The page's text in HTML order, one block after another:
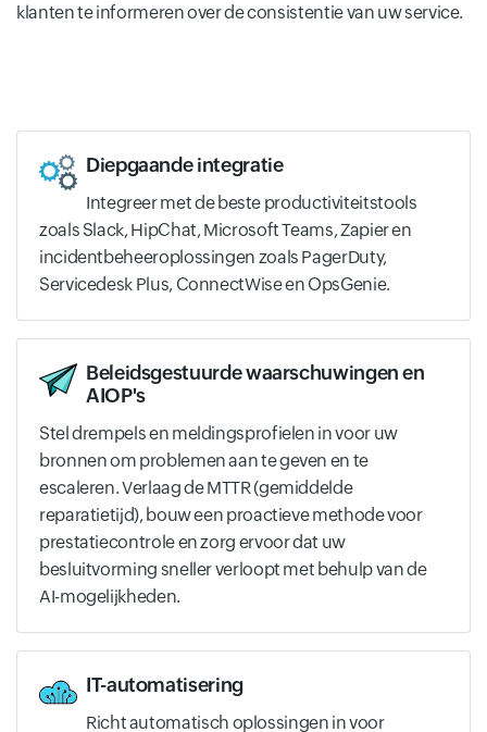
klanten te informeren over de consistentie van uw service.
Diepgaande integratie
Integreer met de beste productiviteitstools
zoals Slack, HipChat, Microsoft Teams, Zapier en
incidentbeheeroplossingen zoals PagerDuty,
Servicedesk Plus, ConnectWise en OpsGenie.
Beleidsgestuurde waarschuwingen en
AIOP's
Stel drempels en meldingsprofielen in voor uw
bronnen om problemen aan te geven en te
escaleren. Verlaag de MTTR (gemiddelde
reparatietijd), bouw een proactieve methode voor
prestatiecontrole en zorg ervoor dat uw
besluitvorming sneller verloopt met behulp van de
AI-mogelijkheden.
IT-automatisering
Richt automatisch oplossingen in voor